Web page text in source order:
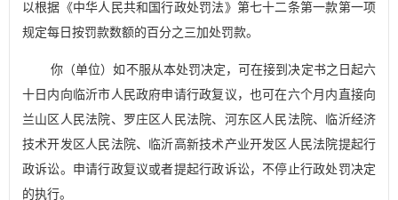
以根据《中华人民共和国行政处罚法》第七十二条第一款第一项
规定每日按罚款数额的百分之三加处罚款。
你（单位）如 不服从本处罚决定，可在接到决定书之日起六
十日内向临沂市人民政府申请行政复议，也可在六个月内直接向
兰山区 人民法院、罗庄区人民法院、河东区人民法院、临沂经济
技术开发区人民法院、临沂高新技术产业开发区人民法院提起行
政诉讼。申请行政复议或者提起行政诉讼，不停止行政处罚决定
的执行。